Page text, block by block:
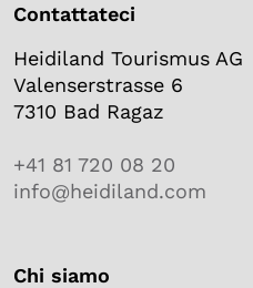
Contattateci
Heidiland Tourismus AG
Valenserstrasse 6
7310 Bad Ragaz
+41 81 720 08 20
info@heidiland.com
Chi siamo